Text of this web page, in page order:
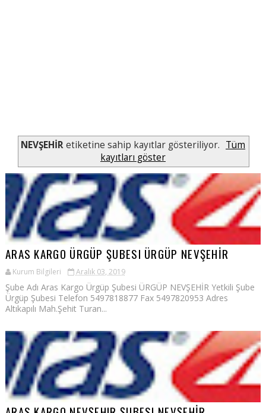
NEVŞEHİRetiketine sahip kayıtlar gösteriliyor. Tüm
kayıtları göster
ARAS KARGO ÜRGÜP ŞUBESI ÜRGÜP NEVŞEHİR
Kurum Bilgileri Aralık 03, 2019
Şube Adı Aras Kargo Ürgüp Şubesi ÜRGÜP NEVŞEHİR Yetkili Şube
Ürgüp Şubesi Telefon 5497818877 Fax 5497820953 Adres
Altıkapılı Mah.Şehit Turan...